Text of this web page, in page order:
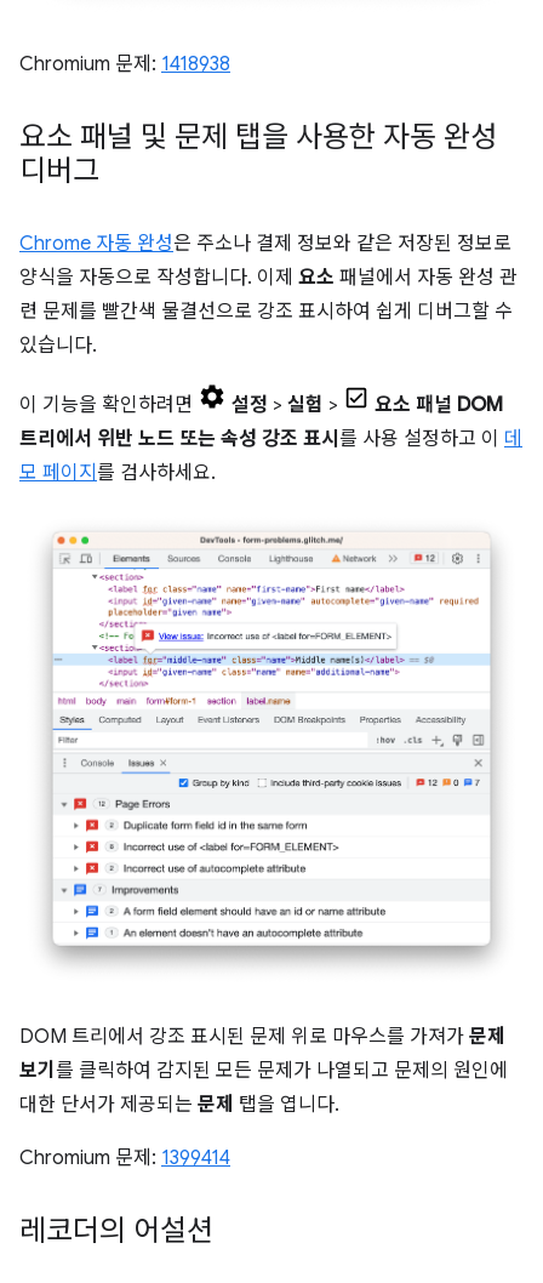
Chromium 문제: 1418938
요소 패널 및 문제 탭을 사용한 자동 완성
디버그
Chrome 자동 완성은 주소나 결제 정보와 같은 저장된 정보로
양식을 자동으로 작성합니다. 이제 요소 패널에서 자동 완성 관
련 문제를 빨간색 물결선으로 강조 표시하여 쉽게 디버그할 수
있습니다.
이 기능을 확인하려면 설정 > 실험 >
요소 패널 DOM
트리에서 위반 노드 또는 속성 강조 표시 를 사용 설정하고 이 데
모 페이지 를 검사하세요.
DOM 트리에서 강조 표시된 문제 위로 마우스를 가져가 문제
보기 를 클릭하여 감지된 모든 문제가 나열되고 문제의 원인에
대한 단서가 제공되는 문제 탭을 엽니다.
Chromium 문제: 1399414
레코더의 어설션